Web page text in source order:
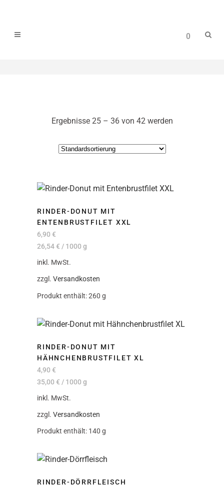
0
Ergebnisse 25 – 36 von 42 werden
angezeigt
RINDER-DONUT MIT
ENTENBRUSTFILET XXL
6,90 €
26,54€ / 1000 g
inkl. MwSt.
zzgl. Versandkosten
Produkt enthält: 260 g
RINDER-DONUT MIT
HÄHNCHENBRUSTFILET XL
4,90 €
35,00 € / 1000 g
inkl. MwSt.
zzgl. Versandkosten
Produkt enthält: 140 g
RINDER-DÖRRFLEISCH